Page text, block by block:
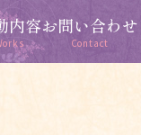
内容お問い合わせ
Contact